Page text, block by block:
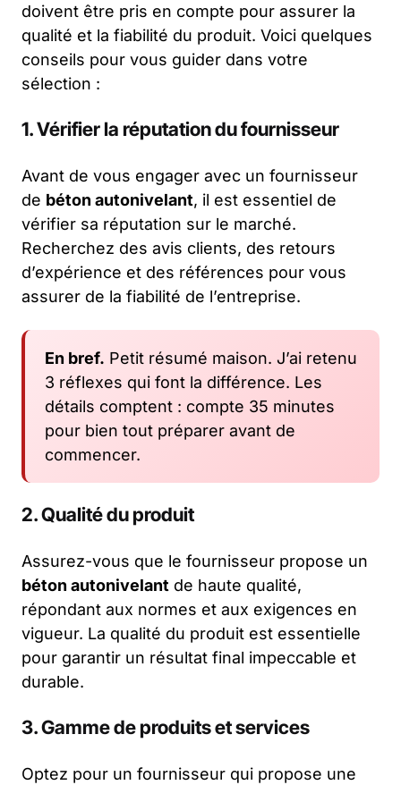
doivent être pris en compte pour assurer la
qualité et la fiabilité du produit. Voici quelques
conseils pour vous guider dans votre
sélection :
1. Vérifier la réputation du fournisseur
Avant de vous engager avec un fournisseur
de béton autonivelant, il est essentiel de
vérifier sa réputation sur le marché.
Recherchez des avis clients, des retours
d’expérience et des références pour vous
assurer de la fiabilité de l’entreprise.
En bref. Petit résumé maison. J’ai retenu
3 réflexes qui font la différence. Les
détails comptent : compte 35 minutes
pour bien tout préparer avant de
commencer.
2. Qualité du produit
Assurez-vous que le fournisseur propose un
béton autonivelant de haute qualité,
répondant aux normes et aux exigences en
vigueur. La qualité du produit est essentielle
pour garantir un résultat final impeccable et
durable.
3. Gamme de produits et services
Optez pour un fournisseur qui propose une